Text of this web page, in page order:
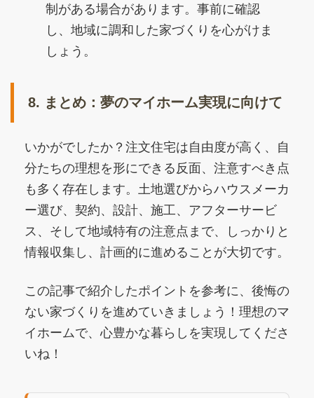
制がある場合があります。事前に確認
し、地域に調和した家づくりを心がけま
しょう。
8. まとめ：夢のマイホーム実現に向けて
いかがでしたか？注文住宅は自由度が高く、自
分たちの理想を形にできる反面、注意すべき点
も多く存在します。土地選びからハウスメーカ
ー選び、契約、設計、施工、アフターサービ
ス、そして地域特有の注意点まで、しっかりと
情報収集し、計画的に進めることが大切です。
この記事で紹介したポイントを参考に、後悔の
ない家づくりを進めていきましょう！理想のマ
イホームで、心豊かな暮らしを実現してくださ
いね！